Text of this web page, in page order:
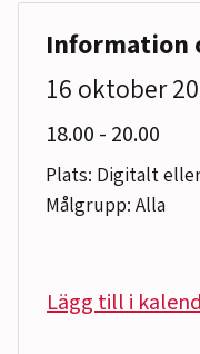
Information
16 oktober
18.00 till
- 20.00
Plats: Digitalt
Målgrupp: Alla
Lägg till i